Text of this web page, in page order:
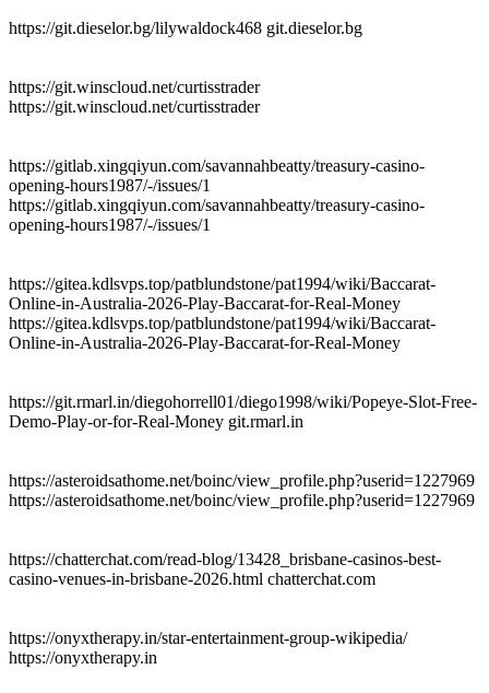
https://git.dieselor.bg/lilywaldock468 git.dieselor.bg
https://git.winscloud.net/curtisstrader
https://git.winscloud.net/curtisstrader
https://gitlab.xingqiyun.com/savannahbeatty/treasury-casino-
opening-hours1987/-/issues/1
https://gitlab.xingqiyun.com/savannahbeatty/treasury-casino-
opening-hours1987/-/issues/1
https://gitea.kdlsvps.top/patblundstone/pat1994/wiki/Baccarat-
Online-in-Australia-2026-Play-Baccarat-for-Real-Money
https://gitea.kdlsvps.top/patblundstone/pat1994/wiki/Baccarat-
Online-in-Australia-2026-Play-Baccarat-for-Real-Money
https://git.rmarl.in/diegohorrell01/diego1998/wiki/Popeye-Slot-Free-
Demo-Play-or-for-Real-Money git.rmarl.in
https://asteroidsathome.net/boinc/view_profile.php?userid=1227969
https://asteroidsathome.net/boinc/view_profile.php?userid=1227969
https://chatterchat.com/read-blog/13428_brisbane-casinos-best-
casino-venues-in-brisbane-2026.html chatterchat.com
https://onyxtherapy.in/star-entertainment-group-wikipedia/
https://onyxtherapy.in